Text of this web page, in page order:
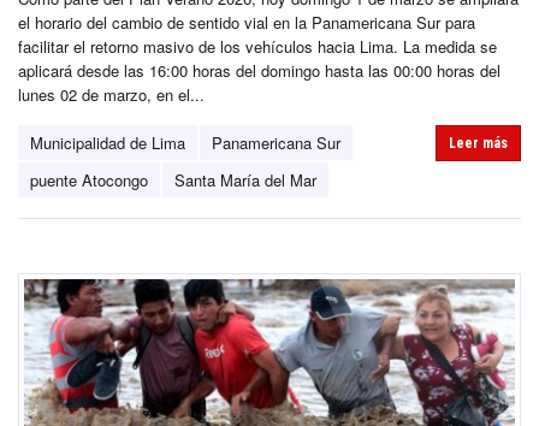
el horario del cambio de sentido vial en la Panamericana Sur para
facilitar el retorno masivo de los vehículos hacia Lima. La medida se
aplicará desde las 16:00 horas del domingo hasta las 00:00 horas del
lunes 02 de marzo, en el...
Municipalidad de Lima
Panamericana Sur
puente Atocongo
Santa María del Mar
Leer más